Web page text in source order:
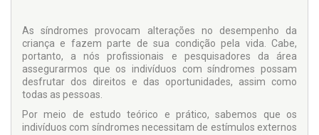
As síndromes provocam alterações no desempenho da
criança e fazem parte de sua condição pela vida. Cabe,
portanto, a nós profissionais e pesquisadores da área
assegurarmos que os indivíduos com síndromes possam
desfrutar dos direitos e das oportunidades, assim como
todas as pessoas.
Por meio de estudo teórico e prático, sabemos que os
indivíduos com síndromes necessitam de estímulos externos